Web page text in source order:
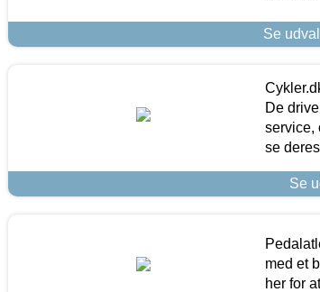
Se
De
service,
se
Se
med et
her for